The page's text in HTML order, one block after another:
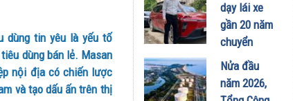
dùng tin yêu là yếu tố
dùng bán lẻ. Masan
nội địa có chiến lược
và tạo dấu ấn trên thị
dạy lái xe
gần 20 năm
chuyển
sang dùng
Limo
Green: Tôi
Nửa đầu
năm 2026,